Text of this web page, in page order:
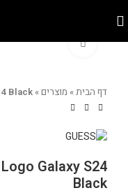
Click to enlarge
דף הבית» מוצרים»
Black
Galaxy S24
Black